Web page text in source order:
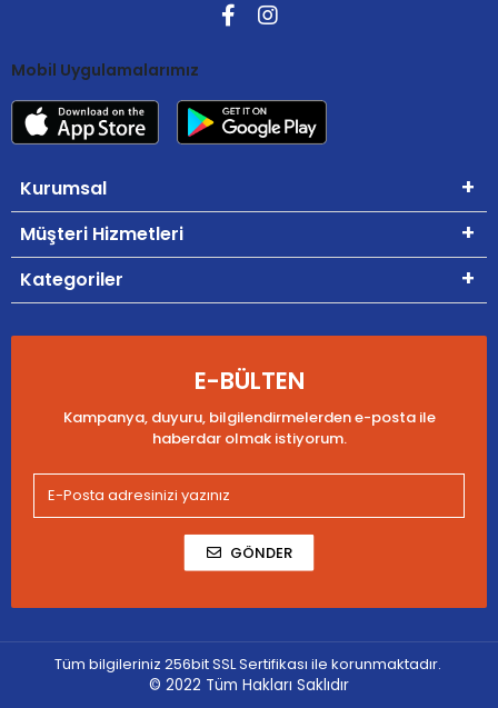
Mobil Uygulamalarımız
Kurumsal
Müşteri Hizmetleri
Kategoriler
E-BÜLTEN
Kampanya, duyuru, bilgilendirmelerden e-posta ile
haberdar olmak istiyorum.
GÖNDER
Tüm bilgileriniz 256bit SSL Sertifikası ile korunmaktadır.
© 2022 Tüm Hakları Saklıdır